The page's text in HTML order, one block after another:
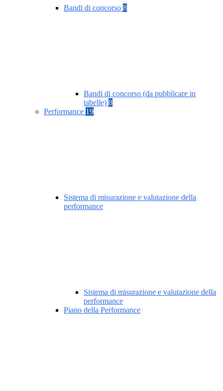
Bandi di concorso 8
Bandi di concorso (da pubblicare in
tabelle) 8
Performance 19
Sistema di misurazione e valutazione della
performance
Sistema di misurazione e valutazione della
performance
Piano della Performance